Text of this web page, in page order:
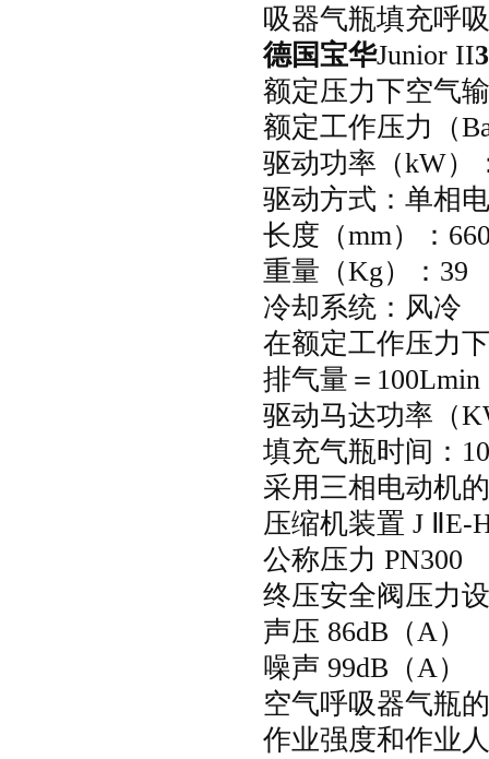
吸器气瓶填充呼吸
德国宝华Junior II
额定压力下空气输出
额定工作压力（
驱动功率（kW）
驱动方式：单相
长度（mm）：
重量（Kg）： 39
冷却系统：
在额定工作压力下
排气量＝ 100Lmin
驱动马达功率（
填充气瓶时间：
采用三相电动机
压缩机装置 J
E-
公称压力 PN300
终压安全阀压力
声压 86dB （A）
噪声 99dB （A）
空气呼吸器气瓶
作业强度和作业人